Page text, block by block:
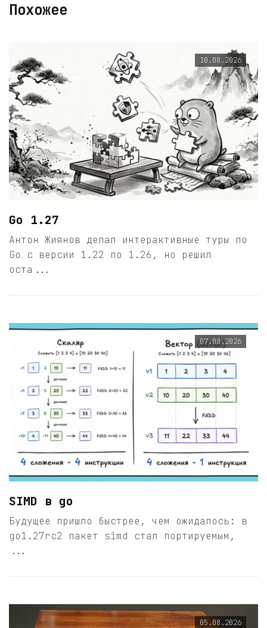
Похожее
10.08.2026
Go 1.27
Антон Жиянов делал интерактивные туры по
Go с версии 1.22 по 1.26, но решил
оста...
07.08.2026
SIMD в go
Будущее пришло быстрее, чем ожидалось: в
go1.27rc2 пакет simd стал портируемым,
...
05.08.2026